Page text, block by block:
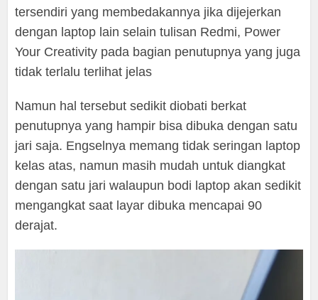
tersendiri yang membedakannya jika dijejerkan
dengan laptop lain selain tulisan Redmi, Power
Your Creativity pada bagian penutupnya yang juga
tidak terlalu terlihat jelas
Namun hal tersebut sedikit diobati berkat
penutupnya yang hampir bisa dibuka dengan satu
jari saja. Engselnya memang tidak seringan laptop
kelas atas, namun masih mudah untuk diangkat
dengan satu jari walaupun bodi laptop akan sedikit
mengangkat saat layar dibuka mencapai 90
derajat.